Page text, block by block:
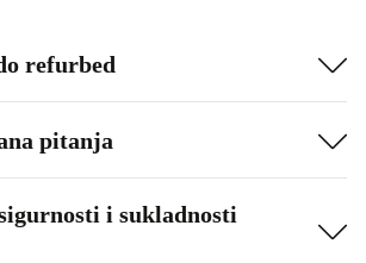
refurbed
pitanja
i sukladnosti